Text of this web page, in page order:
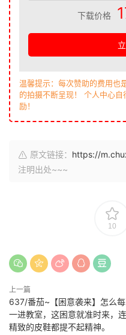
下载价格
温馨提示：每次赞助的费用也
的拍摄不断呈现！ 个人中心
励！
原文链接： https://
注明出处~~~
10
上一篇
637/番茄~【困意袭来】怎么
一进教室，这困意就准时来，连
精致的皮鞋都提不起精神。